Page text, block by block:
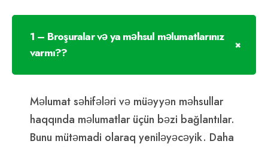
1 – Broşuralar və ya məhsul məlumatlarınız
varmı??
Məlumat səhifələri və müəyyən məhsullar
haqqında məlumatlar üçün bəzi bağlantılar.
Bunu mütəmadi olaraq yeniləyəcəyik. Daha